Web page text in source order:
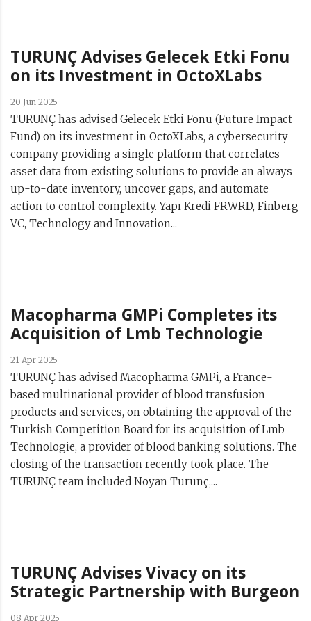
TURUNÇ Advises Gelecek Etki Fonu
on its Investment in OctoXLabs
20 Jun 2025
TURUNÇ has advised Gelecek Etki Fonu (Future Impact
Fund) on its investment in OctoXLabs, a cybersecurity
company providing a single platform that correlates
asset data from existing solutions to provide an always
up-to-date inventory, uncover gaps, and automate
action to control complexity. Yapı Kredi FRWRD, Finberg
VC, Technology and Innovation...
Macopharma GMPi Completes its
Acquisition of Lmb Technologie
21 Apr 2025
TURUNÇ has advised Macopharma GMPi, a France-
based multinational provider of blood transfusion
products and services, on obtaining the approval of the
Turkish Competition Board for its acquisition of Lmb
Technologie, a provider of blood banking solutions. The
closing of the transaction recently took place. The
TURUNÇ team included Noyan Turunç,...
TURUNÇ Advises Vivacy on its
Strategic Partnership with Burgeon
08 Apr 2025